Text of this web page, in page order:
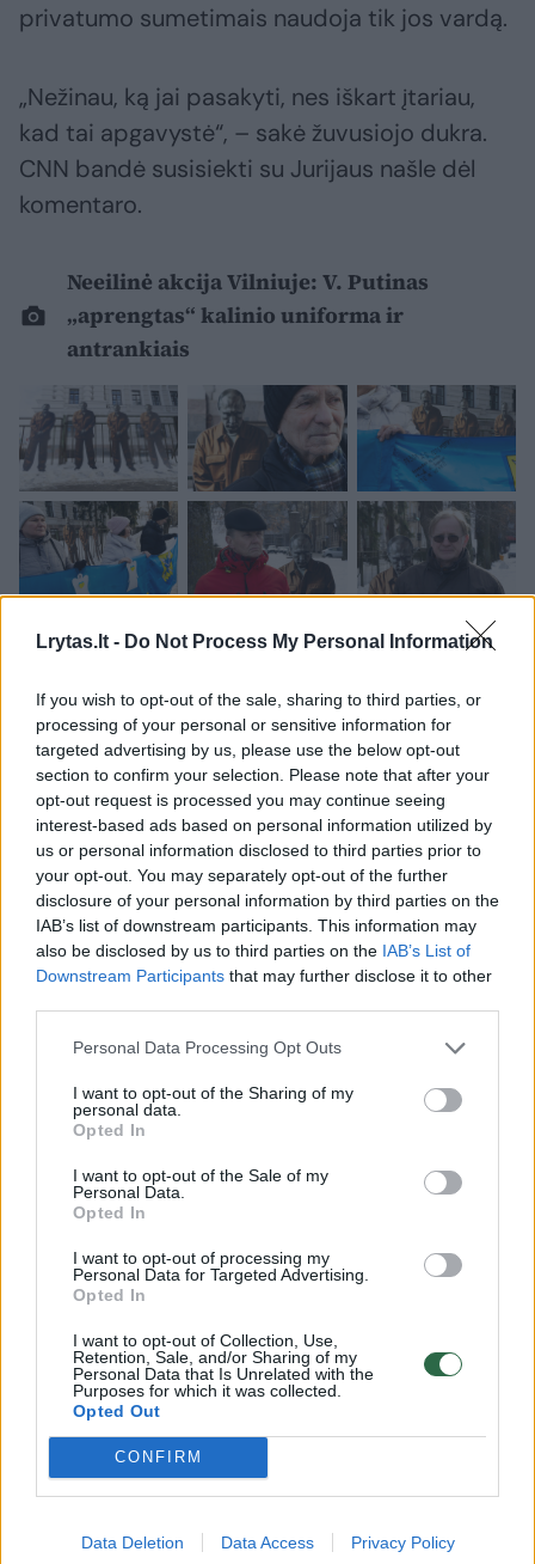
Lrytas.lt - Do Not Process My Personal Information
If you wish to opt-out of the sale, sharing to third parties, or
processing of your personal or sensitive information for
targeted advertising by us, please use the below opt-out
section to confirm your selection. Please note that after your
opt-out request is processed you may continue seeing
interest-based ads based on personal information utilized by
us or personal information disclosed to third parties prior to
your opt-out. You may separately opt-out of the further
disclosure of your personal information by third parties on the
IAB’s list of downstream participants. This information may
also be disclosed by us to third parties on the IAB’s List of
Downstream Participants that may further disclose it to other
Personal Data Processing Opt Outs
I want to opt-out of the Sharing of my
personal data.
Opted In
I want to opt-out of the Sale of my
Personal Data.
Opted In
I want to opt-out of processing my
Personal Data for Targeted Advertising.
Opted In
I want to opt-out of Collection, Use,
Retention, Sale, and/or Sharing of my
Personal Data that Is Unrelated with the
Purposes for which it was collected.
Opted Out
CONFIRM
Data Deletion Data Access Privacy Policy
privatumo sumetimais naudoja tik jos vardą.
„Nežinau, ką jai pasakyti, nes iškart įtariau,
kad tai apgavystė“, – sakė žuvusiojo dukra.
CNN bandė susisiekti su Jurijaus našle dėl
komentaro.
Neeilinė akcija Vilniuje: V. Putinas
„aprengtas“ kalinio uniforma ir
antrankiais
Kai Rusijos karys žūsta mūšyje, jo artimiausi
giminaičiai gauna vienkartines išmokas iš
kariuomenės, prasidedančias nuo 5 milijonų
rublių (daugiau kaip 55 tūkst. eurų) –
kompensaciją, skirtą užtikrinti šauktinius, kad
jei – ir dažnai kada – įvyks blogiausia, jų
išmoka vis dažniau naudojasi beširdės
sukčiautojos, kurias Rusijos pareigūnai ir
valstybinė žiniasklaida vadina „juodosiomis
našlėmis“. Jos įvilioja pažeidžiamus vyrus į
fiktyvias santuokas prieš išlydėdamos juos į
karą, o vėliau, jei jų naujieji vyrai žūsta,
reikalauja kompensacijos, palikdamos kitus
gimines be nieko.
Susiję straipsniai